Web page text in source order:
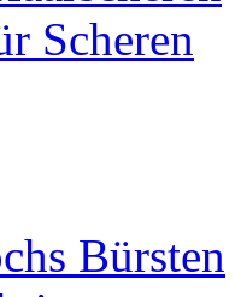
Scheren
Bürsten